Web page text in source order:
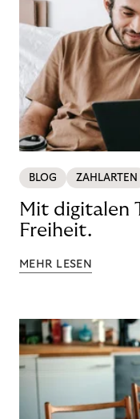
BLOG ZAHLARTEN
Mit digitalen
Freiheit.
MEHR LESEN